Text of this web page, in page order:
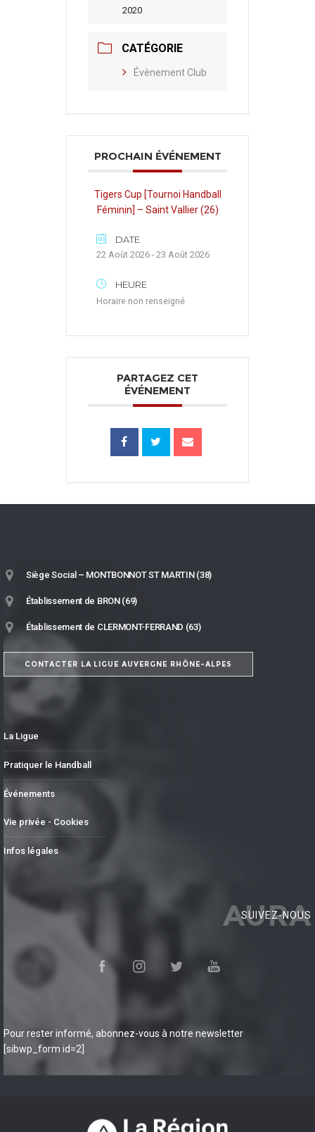
2020
CATÉGORIE
Évènement Club
PROCHAIN ÉVÉNEMENT
Tigers Cup [Tournoi Handball
Féminin] – Saint Vallier (26)
DATE
22 Août 2026 - 23 Août 2026
HEURE
Horaire non renseigné
PARTAGEZ CET
ÉVÉNEMENT
Siège Social – MONTBONNOT ST MARTIN (38)
Établissement de BRON (69)
Établissement de CLERMONT-FERRAND (63)
CONTACTER LA LIGUE AUVERGNE RHÔNE-ALPES
La Ligue
Pratiquer le Handball
Événements
Vie privée - Cookies
Infos légales
AURA
SUIVEZ-NOUS
Pour rester informé, abonnez-vous à notre newsletter
[sibwp_form id=2]